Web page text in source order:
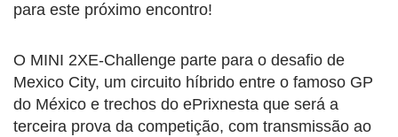
para este próximo encontro!
O MINI 2XE-Challenge parte para o desafio de
Mexico City, um circuito híbrido entre o famoso GP
do México e trechos do ePrixnesta que será a
terceira prova da competição, com transmissão ao